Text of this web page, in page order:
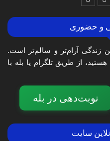
و حضوری
زندگی آرام‌تر و سالم‌تر است.
از طریق تلگرام یا بله با
نوبت‌دهی در بله
سایت